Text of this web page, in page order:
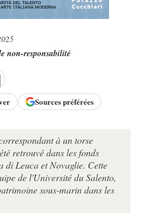
non-responsabilité
Sources préférées
à un torse
retrouvé dans les fonds
di Leuca et Novaglie. Cette
de l'Université du Salento,
sous-marin dans les